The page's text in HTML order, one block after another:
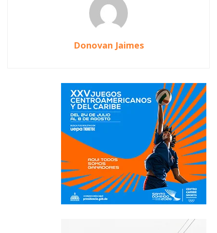
Donovan Jaimes